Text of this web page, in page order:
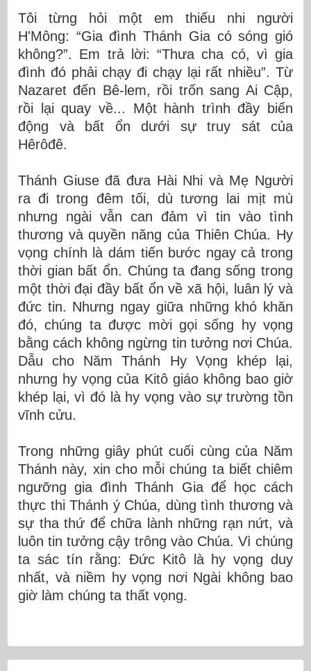
Tôi từng hỏi một em thiếu nhi người
H'Mông: “Gia đình Thánh Gia có sóng gió
không?”. Em trả lời: “Thưa cha có, vì gia
đình đó phải chạy đi chạy lại rất nhiều”. Từ
Nazaret đến Bê-lem, rồi trốn sang Ai Cập,
rồi lại quay về... Một hành trình đầy biến
động và bất ổn dưới sự truy sát của
Hêrôđê.
Thánh Giuse đã đưa Hài Nhi và Mẹ Người
ra đi trong đêm tối, dù tương lai mịt mù
nhưng ngài vẫn can đảm vì tin vào tình
thương và quyền năng của Thiên Chúa. Hy
vọng chính là dám tiến bước ngay cả trong
thời gian bất ổn. Chúng ta đang sống trong
một thời đại đầy bất ổn về xã hội, luân lý và
đức tin. Nhưng ngay giữa những khó khăn
đó, chúng ta được mời gọi sống hy vọng
bằng cách không ngừng tin tưởng nơi Chúa.
Dẫu cho Năm Thánh Hy Vọng khép lại,
nhưng hy vọng của Kitô giáo không bao giờ
khép lại, vì đó là hy vọng vào sự trường tồn
vĩnh cửu.
Trong những giây phút cuối cùng của Năm
Thánh này, xin cho mỗi chúng ta biết chiêm
ngưỡng gia đình Thánh Gia để học cách
thực thi Thánh ý Chúa, dùng tình thương và
sự tha thứ để chữa lành những rạn nứt, và
luôn tin tưởng cậy trông vào Chúa. Vì chúng
ta sác tín rằng: Đức Kitô là hy vọng duy
nhất, và niềm hy vọng nơi Ngài không bao
giờ làm chúng ta thất vọng.